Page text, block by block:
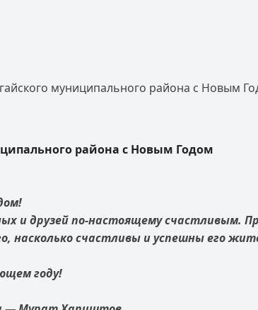
муниципального района с Новым
района с Новым Годом
и друзей по-настоящему счастливым.
насколько счастливы и успешны его
году!